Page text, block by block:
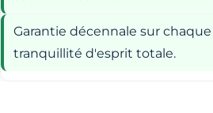
Garantie décennale sur
tranquillité d'esprit totale.